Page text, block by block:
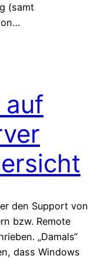
(samt
auf
den Support von
bzw. Remote
„Damals“
dass Windows